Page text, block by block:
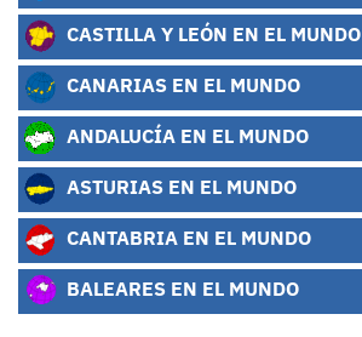
CASTILLA Y LEÓN EN EL MUNDO
CANARIAS EN EL MUNDO
ANDALUCÍA EN EL MUNDO
ASTURIAS EN EL MUNDO
CANTABRIA EN EL MUNDO
BALEARES EN EL MUNDO